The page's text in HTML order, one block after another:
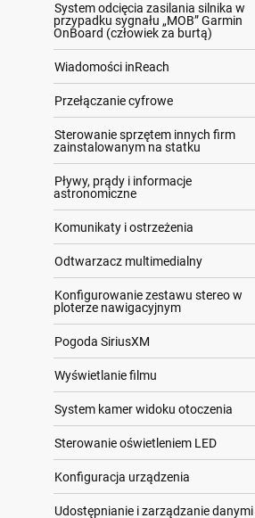
System odcięcia zasilania silnika w
przypadku sygnału „MOB” Garmin
OnBoard (człowiek za burtą)
Wiadomości inReach
Przełączanie cyfrowe
Sterowanie sprzętem innych firm
zainstalowanym na statku
Pływy, prądy i informacje
astronomiczne
Komunikaty i ostrzeżenia
Odtwarzacz multimedialny
Konfigurowanie zestawu stereo w
ploterze nawigacyjnym
Pogoda SiriusXM
Wyświetlanie filmu
System kamer widoku otoczenia
Sterowanie oświetleniem LED
Konfiguracja urządzenia
Udostępnianie i zarządzanie danymi